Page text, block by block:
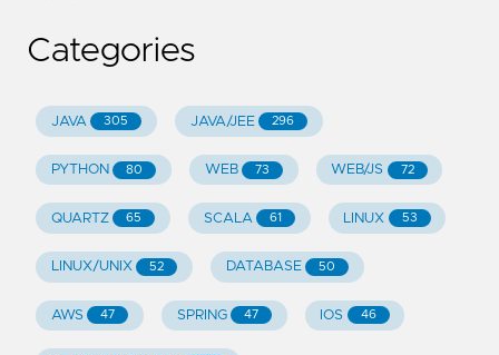
Categories
JAVA 305 JAVA/JEE 296
PYTHON 80 WEB 73 WEB/JS 72
QUARTZ 65 SCALA 61 LINUX 53
LINUX/UNIX 52 DATABASE 50
AWS 47 SPRING 47 IOS 46